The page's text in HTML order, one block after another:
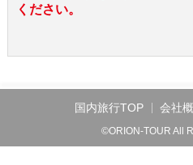
ください。
国内旅行TOP 会社
©ORION-TOUR All